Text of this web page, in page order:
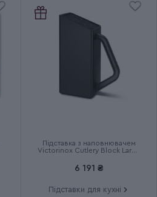
Підставка з наповнювачем
Victorinox Cutlery Block Large
6 191 ₴
Підставки для кухні